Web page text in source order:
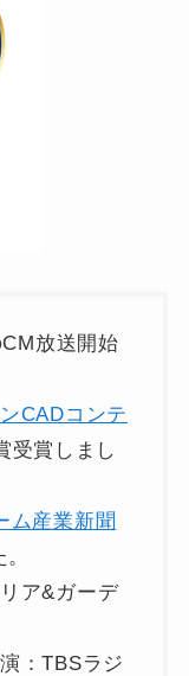
放送開始
CADコンテ
賞しまし
ム産業新聞
。
ア&ガーデ
：TBSラジ